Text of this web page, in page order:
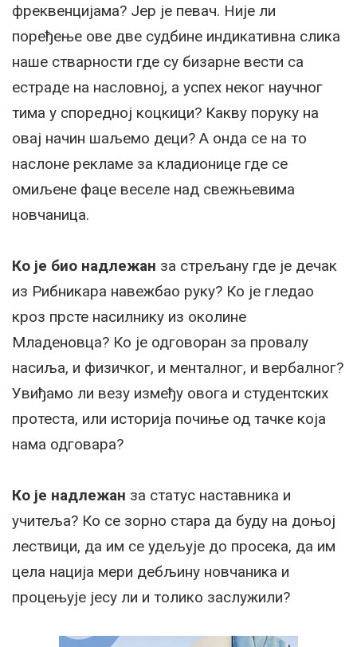
фреквенцијама? Јер је певач. Није ли
поређење ове две судбине индикативна слика
наше стварности где су бизарне вести са
естраде на насловној, а успех неког научног
тима у споредној коцкици? Какву поруку на
овај начин шаљемо деци? А онда се на то
наслоне рекламе за кладионице где се
омиљене фаце веселе над свежњевима
новчаница.
Ко је био надлежан за стрељану где је дечак
из Рибникара навежбао руку? Ко је гледао
кроз прсте насилнику из околине
Младеновца? Ко је одговоран за провалу
насиља, и физичког, и менталног, и вербалног?
Увиђамо ли везу између овога и студентских
протеста, или историја почиње од тачке која
нама одговара?
Ко је надлежан за статус наставника и
учитеља? Ко се зорно стара да буду на доњој
лествици, да им се удељује до просека, да им
цела нација мери дебљину новчаника и
процењује јесу ли и толико заслужили?